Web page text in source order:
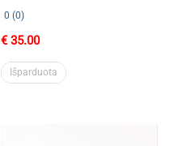
0 (0)
€35.00
Išparduota